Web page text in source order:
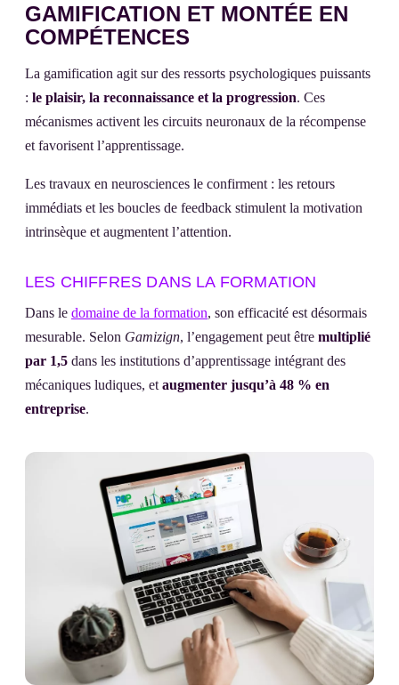
GAMIFICATION ET MONTÉE EN
COMPÉTENCES
La gamification agit sur des ressorts psychologiques puissants
: le plaisir, la reconnaissance et la progression. Ces
mécanismes activent les circuits neuronaux de la récompense
et favorisent l’apprentissage.
Les travaux en neurosciences le confirment : les retours
immédiats et les boucles de feedback stimulent la motivation
intrinsèque et augmentent l’attention.
LES CHIFFRES DANS LA FORMATION
Dans le domaine de la formation, son efficacité est désormais
mesurable. Selon Gamizign, l’engagement peut être multiplié
par 1,5 dans les institutions d’apprentissage intégrant des
mécaniques ludiques, et augmenter jusqu’à 48 % en
entreprise.